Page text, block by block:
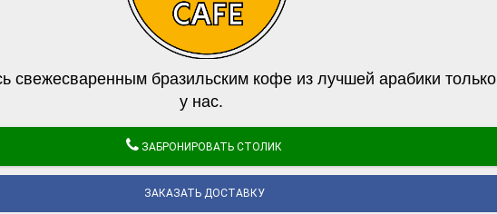
свежесваренным бразильским кофе из лучшей арабики только
у нас.
ЗАБРОНИРОВАТЬ СТОЛИК
ЗАКАЗАТЬ ДОСТАВКУ